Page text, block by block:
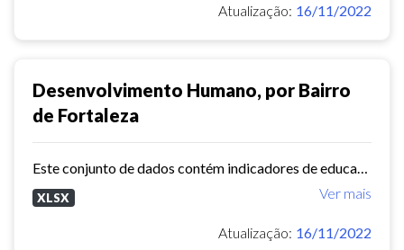
Atualização: 16/11/2022
Desenvolvimento Humano, por Bairro
de Fortaleza
Ver mais
XLSX
Atualização: 16/11/2022